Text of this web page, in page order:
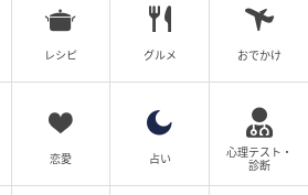
て白血球！」と「血液ピカピカ
リジナルゲームをプレイすること
レシピ グルメ おでかけ
恋愛 占い
心理テスト・
診断